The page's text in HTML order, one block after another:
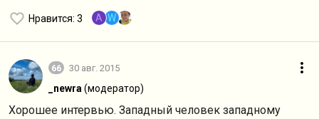
Нравится: 3 A W
66 30 авг. 2015
_newra (модератор)
Хорошее интервью. Западный человек западному